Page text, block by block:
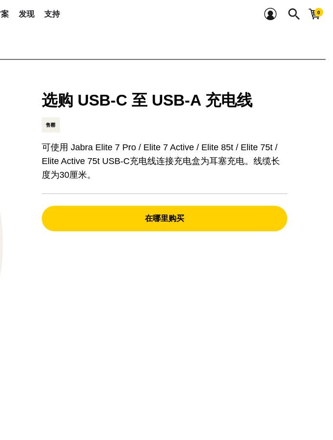
发现 支持 search
选购 USB-C 至 USB-A 充电线
售罄
可使用 Jabra Elite 7 Pro / Elite 7 Active / Elite 85t / Elite 75t /
Elite Active 75t USB-C充电线连接充电盒为耳塞充电。线缆长
度为30厘米。
在哪里购买